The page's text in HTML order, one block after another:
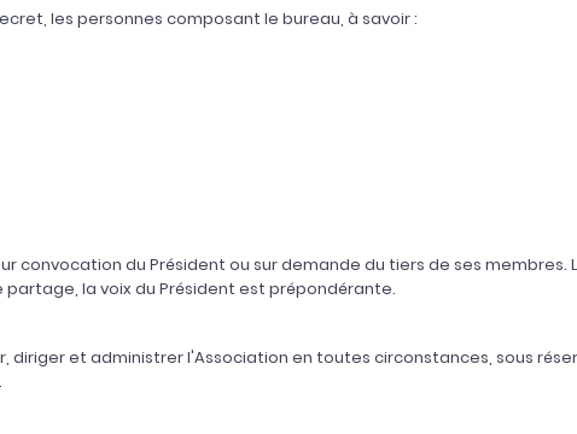
les personnes composant le bureau, à savoir :
convocation du Président ou sur demande du tiers de ses membres.
la voix du Président est prépondérante.
diriger et administrer l'Association en toutes circonstances, sous